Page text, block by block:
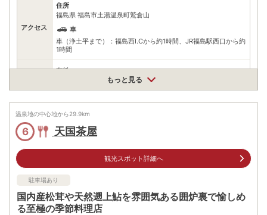
アクセス
住所
福島県 福島市土湯温泉町鷲倉山
車
車（浄土平まで）：福島西I.Cから約1時間、JR福島駅西口から約
1時間
有料
二輪車200円、乗用車500円、マイクロバス1000円、大型バス
電話番号
※お問合せ先：福島県県北建設事務所 吾妻土湯道路管理所
※ 掲載情報は変更になる場合があります。最新の内容はご利用前にご自身でお
※ 料金情報は税込・税抜表記が混ざっております。正しい金額はご利用前にご
自身でお問合せください。
もっと見る
温泉地の中心地から29.9km
6 天国茶屋
観光スポット詳細へ
駐車場あり
国内産松茸や天然遡上鮎を雰囲気ある囲炉裏で愉しめ
る至極の季節料理店